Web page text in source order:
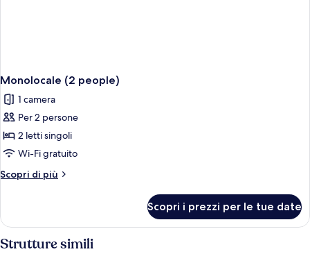
Monolocale (2 people)
1 camera
Per 2 persone
2 letti singoli
Wi-Fi gratuito
Scopri di più
Altri
(2
people)
Scopri i prezzi per le tue date
Strutture simili